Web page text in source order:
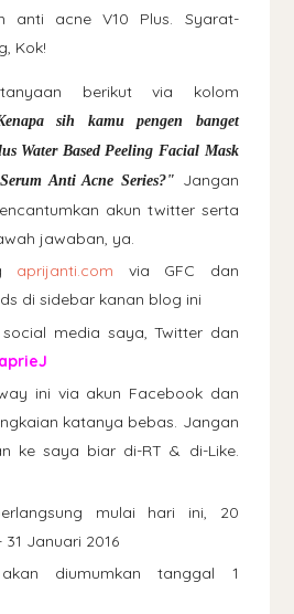
anti acne V10 Plus. Syarat-
Kok!
berikut via kolom
sih kamu pengen banget
Water Based Peeling Facial Mask
Anti Acne Series?" Jangan
akun twitter serta
jawaban, ya.
aprijanti.com via GFC dan
di sidebar kanan blog ini
media saya, Twitter dan
ini via akun Facebook dan
katanya bebas. Jangan
ke saya biar di-RT & di-Like.
mulai hari ini, 20
31 Januari 2016
diumumkan tanggal 1